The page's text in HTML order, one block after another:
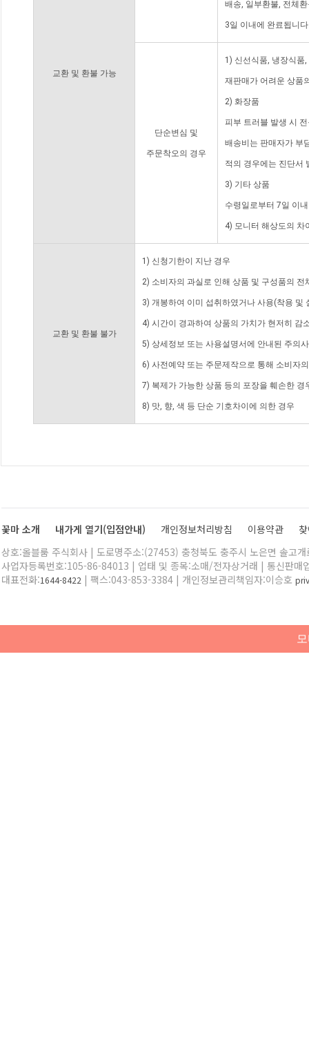
교환 및 환불 가능
배송, 일부환불, 전체
3일 이내에 완료됩니
단순변심 및
주문착오의 경우
1) 신선식품, 냉장식품
재판매가 어려운 상품
2) 화장품
피부 트러블 발생 시
배송비는 판매자가 부
적의 경우에는 진단서
3) 기타 상품
수령일로부터 7일 이
4) 모니터 해상도의 차
교환 및 환불 불가
1) 신청기한이 지난 경우
2) 소비자의 과실로 인해 상품 및 구성품의
3) 개봉하여 이미 섭취하였거나 사용(착용 및
4) 시간이 경과하여 상품의 가치가 현저히 감
5) 상세정보 또는 사용설명서에 안내된 주의
6) 사전예약 또는 주문제작으로 통해 소비자
7) 복제가 가능한 상품 등의 포장을 훼손한 경
8) 맛, 향, 색 등 단순 기호차이에 의한 경우
꽃마 소개 내가게 열기(입점안내) 개인정보처리방침 이용약관
상호:올블룸 주식회사 | 도로명주소:(27453) 충청북도 충주시 노은면 솔고
사업자등록번호:105-86-84013 | 업태 및 종목:소매/전자상거래 | 통신판매
대표전화:1644-8422 | 팩스:043-853-3384 | 개인정보관리책임자:이승호